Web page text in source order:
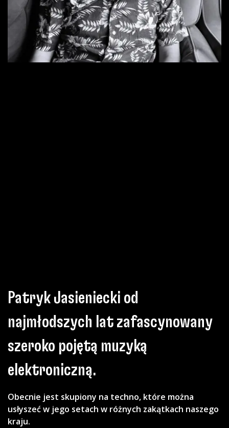
Patryk Jasieniecki od
najmłodszych lat zafascynowany
szeroko pojętą muzyką
elektroniczną.
Obecnie jest skupiony na techno, które można
usłyszeć w jego setach w różnych zakątkach naszego
kraju.